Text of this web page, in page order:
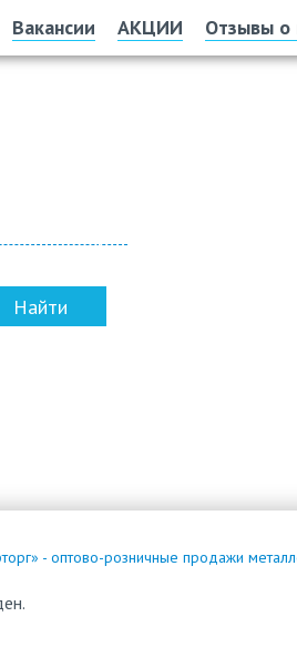
Вакансии АКЦИИ Отзывы о
- оптово-розничные продажи